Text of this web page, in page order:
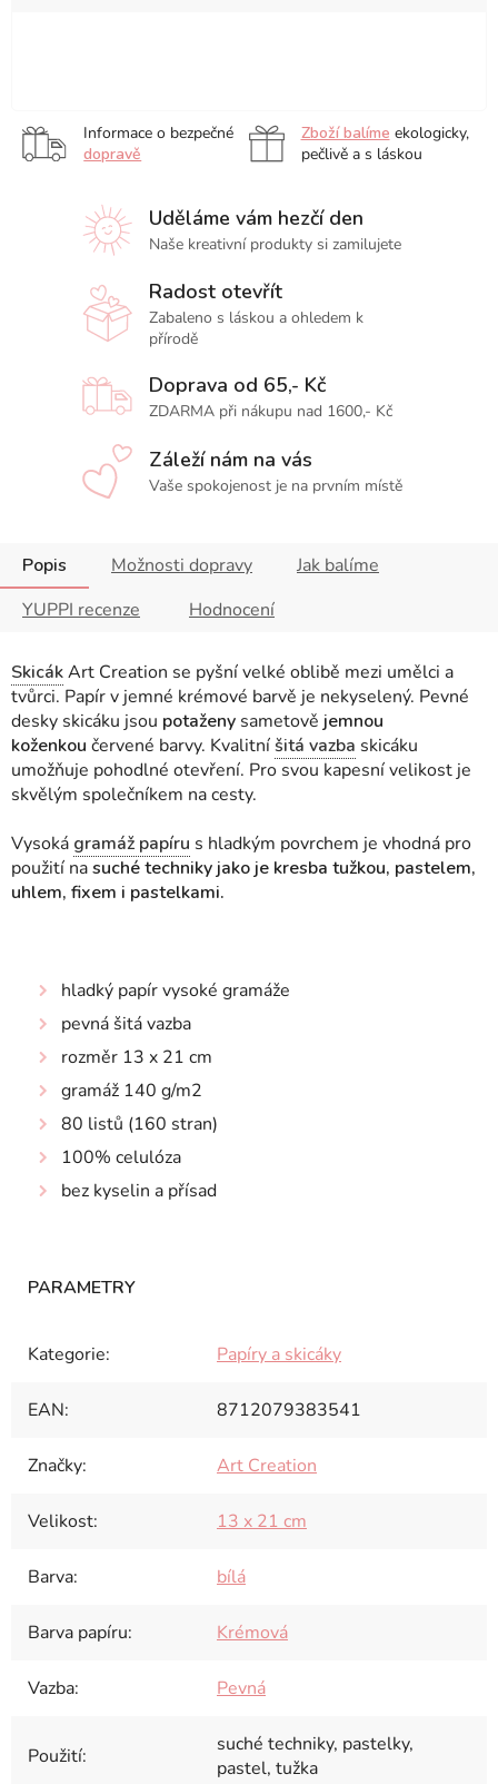
cm
cm
14
cm
Informace o bezpečné
dopravě
Zboží balíme ekologicky,
pečlivě a s láskou
Uděláme vám hezčí den
Naše kreativní produkty si zamilujete
Radost otevřít
Zabaleno s láskou a ohledem k
přírodě
Doprava od 65,- Kč
ZDARMA při nákupu nad 1600,- Kč
Záleží nám na vás
Vaše spokojenost je na prvním místě
Popis Možnosti dopravy
Jak balíme
YUPPI recenze
Hodnocení
SkicákArt Creation se pyšní velké oblibě mezi umělci a
tvůrci. Papír v jemné krémové barvě je nekyselený. Pevné
desky skicáku jsou potaženy sametově jemnou
koženkou červené barvy. Kvalitníšitá vazba skicáku
umožňuje pohodlné otevření. Pro svou kapesní velikost je
skvělým společníkem na cesty.
Vysoká gramáž papíru s hladkým povrchem je vhodná pro
použití nasuché techniky jako je kresba tužkou, pastelem,
uhlem, fixem i pastelkami.
hladký papír vysoké gramáže
pevná šitá vazba
rozměr 13 x 21 cm
gramáž 140 g/m2
80 listů (160 stran)
100% celulóza
bez kyselin a přísad
Kategorie: Papíry a skicáky
EAN: 8712079383541
Značky: Art Creation
Velikost: 13 x 21 cm
Barva: bílá
Barva papíru: Krémová
Vazba: Pevná
Použití:
suché techniky, pastelky,
pastel, tužka